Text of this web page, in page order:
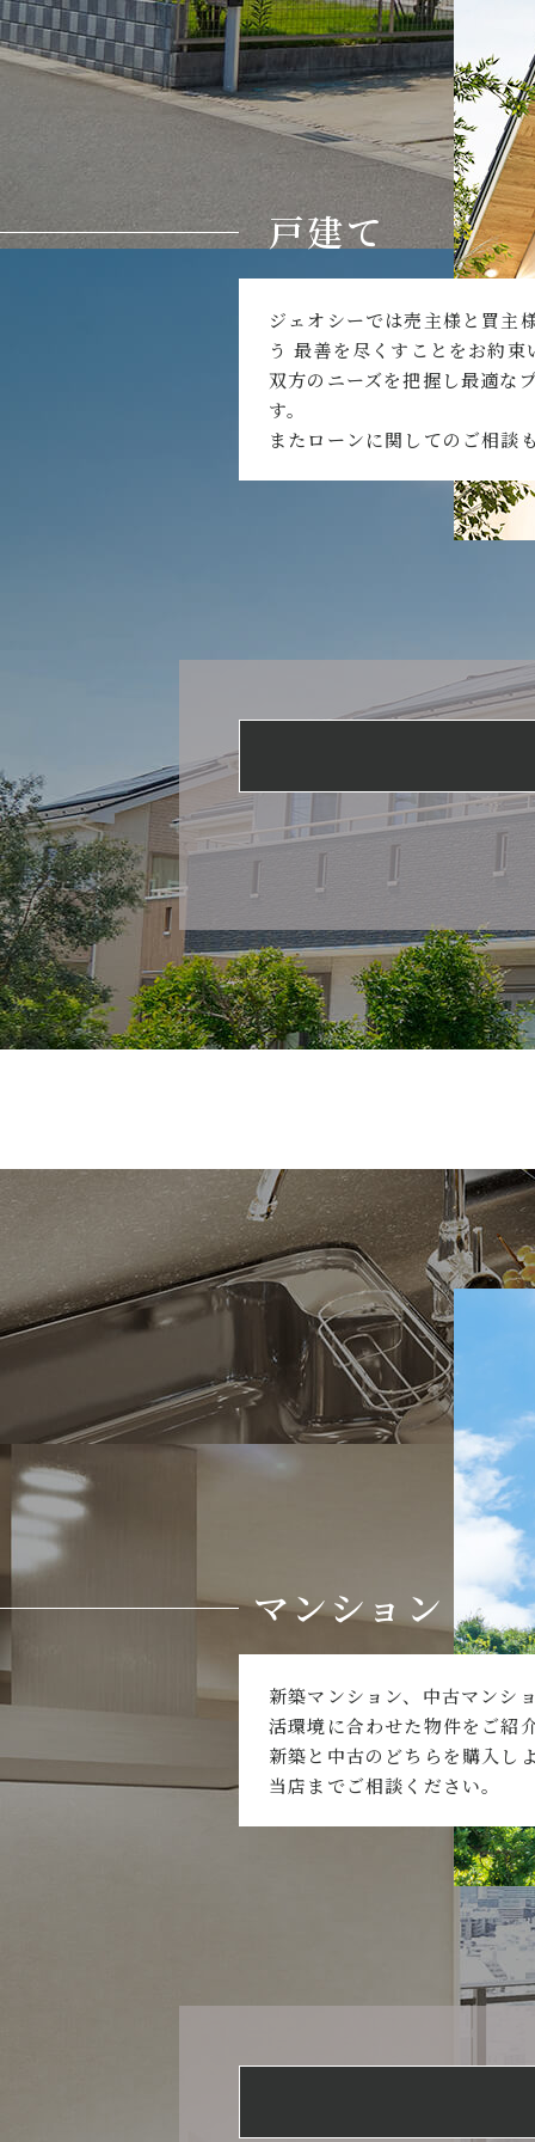
戸建て
ジェオシーでは売主様と買主
う 最善を尽くすことをお約束
双方のニーズを把握し最適な
す。
またローンに関してのご相談
マンション
新築マンション、中古マンシ
活環境に合わせた物件をご紹
新築と中古のどちらを購入し
当店までご相談ください。